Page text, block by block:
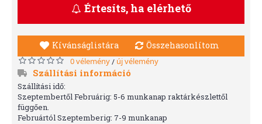
Értesíts, ha elérhető
Kívánságlistára Összehasonlítom
0 vélemény/ új vélemény
Szállítási információ
Szállítási idő:
Szeptembertől Februárig: 5-6 munkanap raktárkészlettől
függően.
Februártól Szeptemberig: 7-9 munkanap